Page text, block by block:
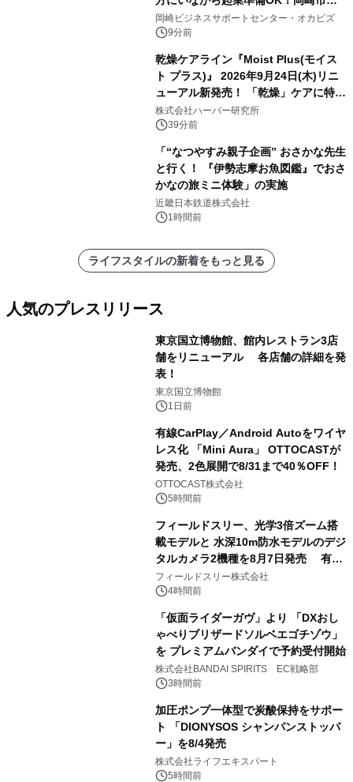
挑戦者があつまるまちに～
岡崎ビジネスサポートセンター・オカビズ
9分前
乾燥ケアライン『Moist Plus(モイス
ト プラス)』 2026年9月24日(木)リニ
ューアル新発売！ 「乾燥」ケアに特化
し、ライン使いで潤いに満ちた肌へ
株式会社ハーバー研究所
39分前
「“なつやすみ親子企画” おさかな先生
と行く！ 『伊勢志摩お魚図鑑』でおさ
かなの旅ミニ体験」の実施
近畿日本鉄道株式会社
1時間前
ライフスタイルの新着をもっと見る
人気のプレスリリース
東京国立博物館、館内レストラン3店
舗をリニューアル 各店舗の詳細を発
表！
東京国立博物館
1日前
有線CarPlay／Android Autoをワイヤ
レス化 「Mini Aura」 OTTOCASTが
発売、2色展開で8/31まで40％OFF！
OTTOCAST株式会社
5時間前
フィールドスリー、光学3倍ズーム搭
載モデルと 水深10m防水モデルのデジ
タルカメラ2機種を8月7日発売 有効
約1300万画素、用途別に選べるコンデ
ジ新登場
フィールドスリー株式会社
4時間前
「仮面ライダーガヴ」より 「DXおし
ゃべりブリザードソルベエゴチゾウ」
を プレミアムバンダイで予約受付開始
株式会社BANDAI SPIRITS EC戦略部
3時間前
加圧ポンプ一体型で炭酸保持をサポー
ト 「DIONYSOS シャンパンストッパ
ー」を8/4発売
株式会社ライフエキスパート
5時間前